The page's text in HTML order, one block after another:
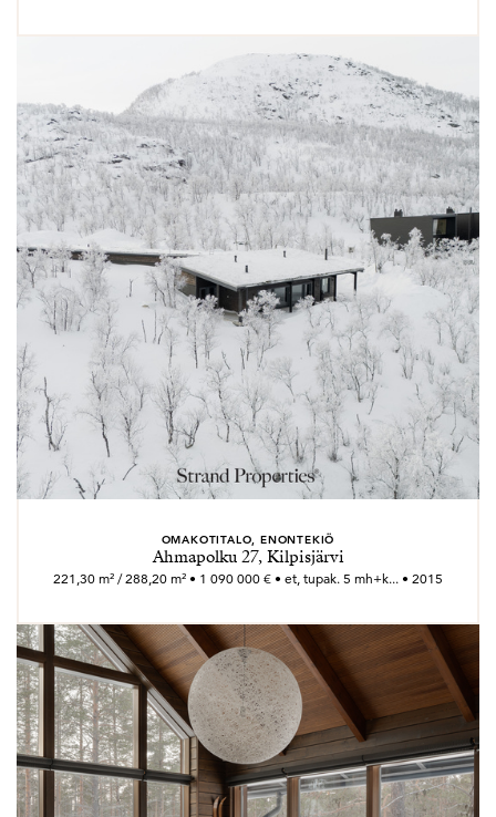
OMAKOTITALO, ENONTEKIÖ
Ahmapolku 27, Kilpisjärvi
221,30 m² / 288,20 m² • 1 090 000 € • et, tupak. 5 mh+k... • 2015